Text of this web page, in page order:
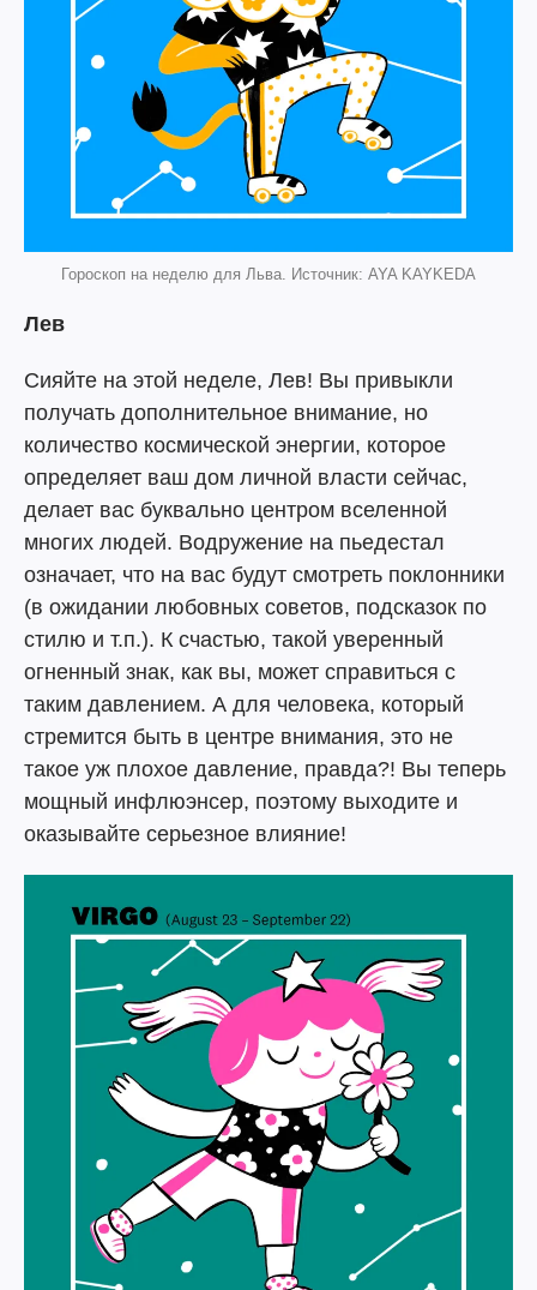
Гороскоп на неделю для Льва. Источник: AYA KAYKEDA
Лев
Сияйте на этой неделе, Лев! Вы привыкли
получать дополнительное внимание, но
количество космической энергии, которое
определяет ваш дом личной власти сейчас,
делает вас буквально центром вселенной
многих людей. Водружение на пьедестал
означает, что на вас будут смотреть поклонники
(в ожидании любовных советов, подсказок по
стилю и т.п.). К счастью, такой уверенный
огненный знак, как вы, может справиться с
таким давлением. А для человека, который
стремится быть в центре внимания, это не
такое уж плохое давление, правда?! Вы теперь
мощный инфлюэнсер, поэтому выходите и
оказывайте серьезное влияние!